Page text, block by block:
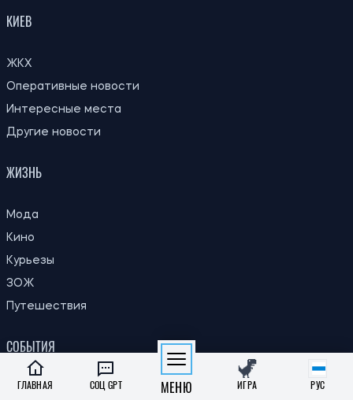
КИЕВ
ЖКХ
Оперативные новости
Интересные места
Другие новости
ЖИЗНЬ
Мода
Кино
Курьезы
ЗОЖ
Путешествия
СОБЫТИЯ
ДТП
ГЛАВНАЯ СОЦ GPT МЕНЮ ИГРА РУС